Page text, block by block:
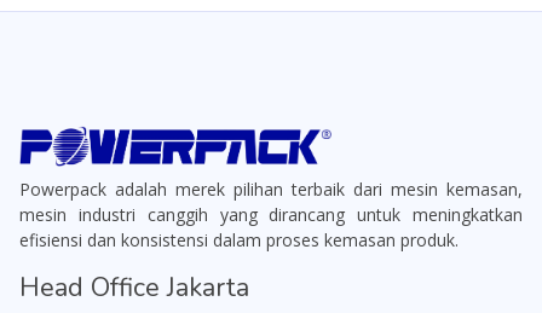
Powerpack adalah merek pilihan terbaik dari mesin kemasan,
mesin industri canggih yang dirancang untuk meningkatkan
efisiensi dan konsistensi dalam proses kemasan produk.
Head Office Jakarta